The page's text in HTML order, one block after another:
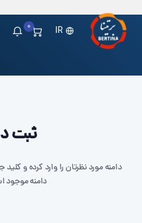
IR
0
ثبت
دامنه مورد نظرتان را وارد کرده و
دامنه موجود